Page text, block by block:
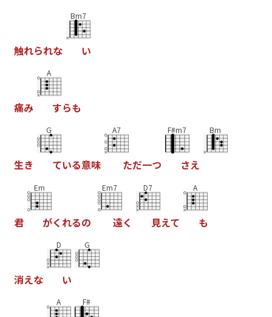
触れられな
Bm7
い
痛み
A
すらも
生き
G
ている意味
A7
ただ一つ
F#m7
さえ
Bm
君
Em
がく れるの
Em7
遠く
D7
見えて
A
も
消えな
D
い
G
A F#